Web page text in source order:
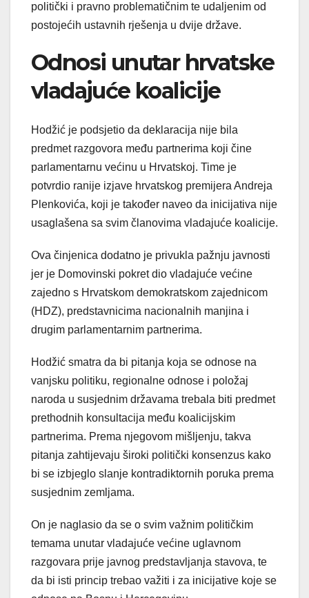
politički i pravno problematičnim te udaljenim od
postojećih ustavnih rješenja u dvije države.
Odnosi unutar hrvatske
vladajuće koalicije
Hodžić je podsjetio da deklaracija nije bila
predmet razgovora među partnerima koji čine
parlamentarnu većinu u Hrvatskoj. Time je
potvrdio ranije izjave hrvatskog premijera Andreja
Plenkovića, koji je također naveo da inicijativa nije
usaglašena sa svim članovima vladajuće koalicije.
Ova činjenica dodatno je privukla pažnju javnosti
jer je Domovinski pokret dio vladajuće većine
zajedno s Hrvatskom demokratskom zajednicom
(HDZ), predstavnicima nacionalnih manjina i
drugim parlamentarnim partnerima.
Hodžić smatra da bi pitanja koja se odnose na
vanjsku politiku, regionalne odnose i položaj
naroda u susjednim državama trebala biti predmet
prethodnih konsultacija među koalicijskim
partnerima. Prema njegovom mišljenju, takva
pitanja zahtijevaju široki politički konsenzus kako
bi se izbjeglo slanje kontradiktornih poruka prema
susjednim zemljama.
On je naglasio da se o svim važnim političkim
temama unutar vladajuće većine uglavnom
razgovara prije javnog predstavljanja stavova, te
da bi isti princip trebao važiti i za inicijative koje se